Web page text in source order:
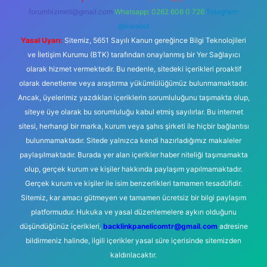
forumhizmeti@gmail.com Whatsapp: 0262 606 0 726 Telegram:
@karabul
Yasal Uyarı: Sitemiz, 5651 Sayılı Kanun gereğince Bilgi Teknolojileri
ve İletişim Kurumu (BTK) tarafından onaylanmış bir Yer Sağlayıcı
olarak hizmet vermektedir. Bu nedenle, sitedeki içerikleri proaktif
olarak denetleme veya araştırma yükümlülüğümüz bulunmamaktadır.
Ancak, üyelerimiz yazdıkları içeriklerin sorumluluğunu taşımakta olup,
siteye üye olarak bu sorumluluğu kabul etmiş sayılırlar. Bu internet
sitesi, herhangi bir marka, kurum veya şahıs şirketi ile hiçbir bağlantısı
bulunmamaktadır. Sitede yalnızca kendi hazırladığımız makaleler
paylaşılmaktadır. Burada yer alan içerikler haber niteliği taşımamakta
olup, gerçek kurum ve kişiler hakkında paylaşım yapılmamaktadır.
Gerçek kurum ve kişiler ile isim benzerlikleri tamamen tesadüfidir.
Sitemiz, kar amacı gütmeyen ve tamamen ücretsiz bir bilgi paylaşım
platformudur. Hukuka ve yasal düzenlemelere aykırı olduğunu
düşündüğünüz içerikleri, backlinkpanelicomtr@gmail.comadresine
bildirmeniz halinde, ilgili içerikler yasal süre içerisinde sitemizden
kaldırılacaktır.